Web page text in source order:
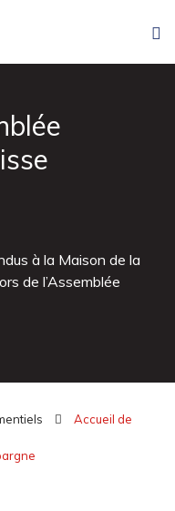
à la Maison de la
de l’Assemblée
Accueil de